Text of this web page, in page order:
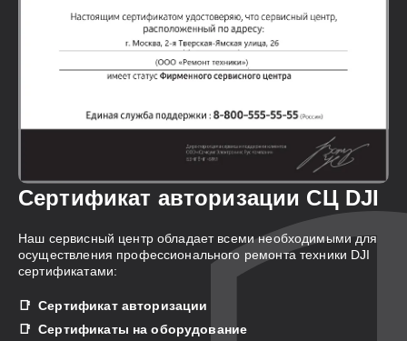
Сертификат авторизации СЦ DJI
Наш сервисный центр обладает всеми необходимыми для
осуществления профессионального ремонта техники DJI
сертификатами:
Сертификат авторизации
Сертификаты на оборудование